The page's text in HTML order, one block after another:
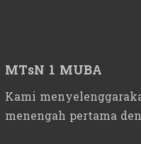
MTsN 1 MUBA
Kami
menengah pertama